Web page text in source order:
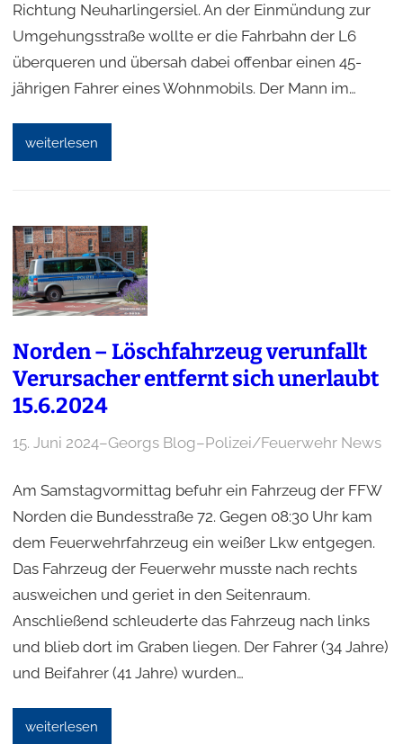
Richtung Neuharlingersiel. An der Einmündung zur
Umgehungsstraße wollte er die Fahrbahn der L6
überqueren und übersah dabei offenbar einen 45-
jährigen Fahrer eines Wohnmobils. Der Mann im…
weiterlesen
Norden – Löschfahrzeug verunfallt
Verursacher entfernt sich unerlaubt
15.6.2024
15. Juni 2024–Georgs Blog–Polizei/Feuerwehr News
Am Samstagvormittag befuhr ein Fahrzeug der FFW
Norden die Bundesstraße 72. Gegen 08:30 Uhr kam
dem Feuerwehrfahrzeug ein weißer Lkw entgegen.
Das Fahrzeug der Feuerwehr musste nach rechts
ausweichen und geriet in den Seitenraum.
Anschließend schleuderte das Fahrzeug nach links
und blieb dort im Graben liegen. Der Fahrer (34 Jahre)
und Beifahrer (41 Jahre) wurden…
weiterlesen